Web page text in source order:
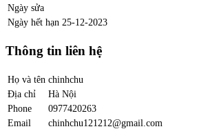
Ngày sửa
Ngày hết hạn 25-12-2023
Thông tin liên hệ
Họ và tên chinhchu
Địa chỉ
Hà Nội
Phone
0977420263
Email
chinhchu121212@gmail.com